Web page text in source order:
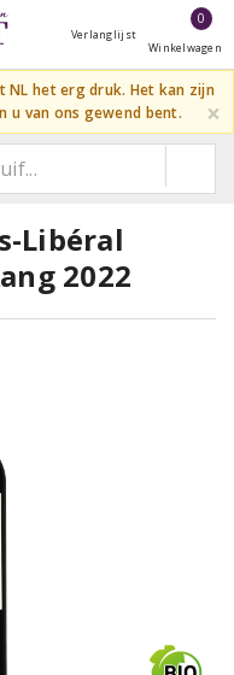
Verlanglijst
0
Winkelwagen
NL het erg druk. Het kan zijn
u van ons gewend bent.
×
Libéral
2022